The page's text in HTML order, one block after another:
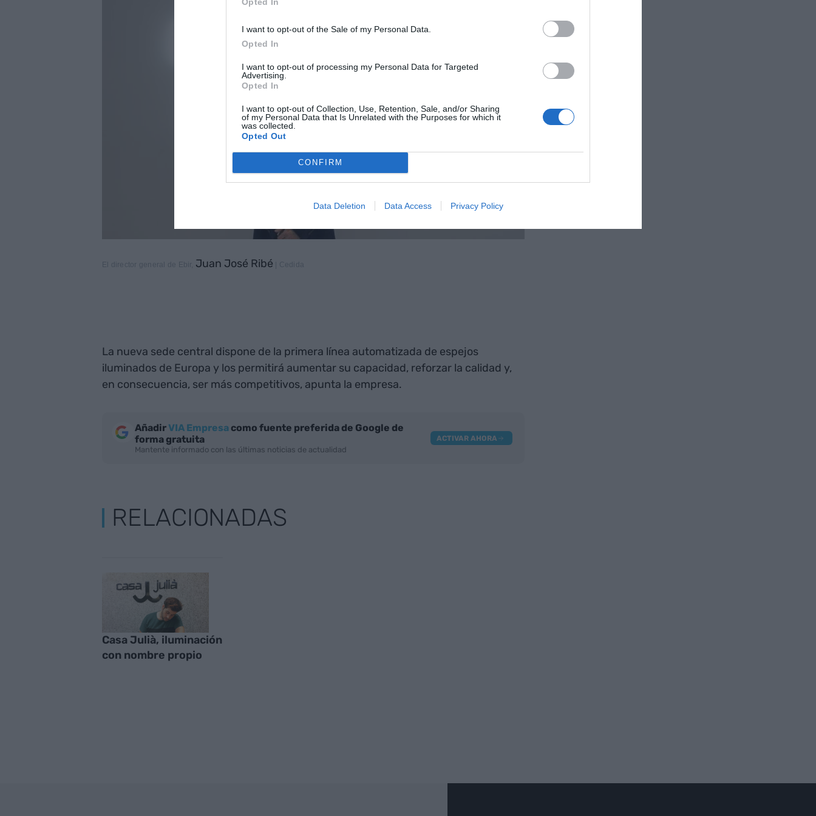
I want to opt-out of the Sale of my Personal Data.
Opted In
I want to opt-out of processing my Personal Data for Targeted
Advertising.
Opted In
I want to opt-out of Collection, Use, Retention, Sale, and/or Sharing
of my Personal Data that Is Unrelated with the Purposes for which it
was collected.
Opted Out
CONFIRM
Data Deletion Data Access Privacy Policy
El director general de Ebir, Juan José Ribé | Cedida
La nueva sede central dispone de la primera línea automatizada de espejos
iluminados de Europa y los permitirá aumentar su capacidad, reforzar la calidad y,
en consecuencia, ser más competitivos, apunta la empresa.
AñadirVIA Empresacomo fuente preferida de Google de
forma gratuita
Mantente informado con las últimas noticias de actualidad
ACTIVAR AHORA
RELACIONADAS
Casa Julià, iluminación
con nombre propio